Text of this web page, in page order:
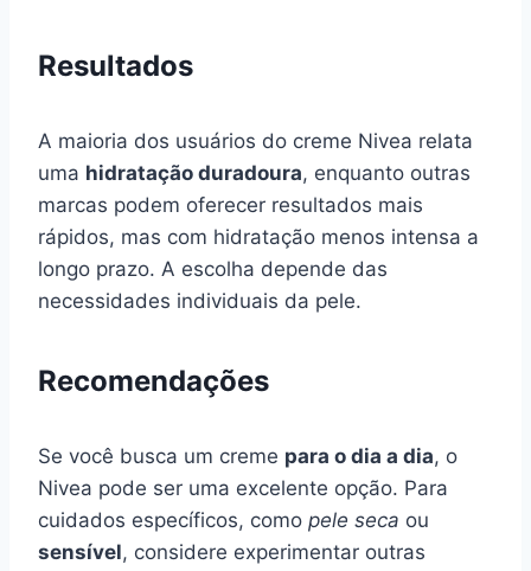
Resultados
A maioria dos usuários do creme Nivea relata
uma hidratação duradoura, enquanto outras
marcas podem oferecer resultados mais
rápidos, mas com hidratação menos intensa a
longo prazo. A escolha depende das
necessidades individuais da pele.
Recomendações
Se você busca um creme para o dia a dia, o
Nivea pode ser uma excelente opção. Para
cuidados específicos, como pele seca ou
sensível, considere experimentar outras